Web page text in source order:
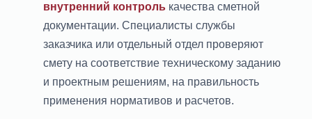
внутренний контроль качества сметной
документации. Специалисты службы
заказчика или отдельный отдел проверяют
смету на соответствие техническому заданию
и проектным решениям, на правильность
применения нормативов и расчетов.